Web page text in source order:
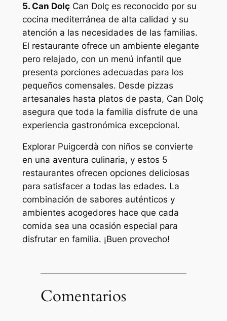
5. Can DolçCan Dolç es reconocido por su
cocina mediterránea de alta calidad y su
atención a las necesidades de las familias.
El restaurante ofrece un ambiente elegante
pero relajado, con un menú infantil que
presenta porciones adecuadas para los
pequeños comensales. Desde pizzas
artesanales hasta platos de pasta, Can Dolç
asegura que toda la familia disfrute de una
experiencia gastronómica excepcional.
Explorar Puigcerdà con niños se convierte
en una aventura culinaria, y estos 5
restaurantes ofrecen opciones deliciosas
para satisfacer a todas las edades. La
combinación de sabores auténticos y
ambientes acogedores hace que cada
comida sea una ocasión especial para
disfrutar en familia. ¡Buen provecho!
Comentarios